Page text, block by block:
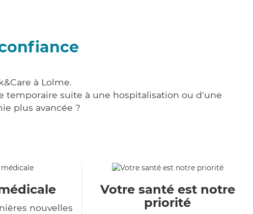
à Lolme.
temporaire suite à une hospitalisation ou d'une
plus avancée ?
nouvelles
Votre santé est notre
priorité